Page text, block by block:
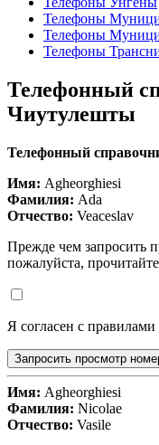
Телефоны
Телефоны
Телефоны
Телефонный
Чиутулешты
Телефонный
Имя: Agheorghiesi
Фамилия: Ada
Отчество: Veaceslav
Прежде чем запросить
пожалуйста, прочитайте
Я согласен с
Запросить просмотр
Имя: Agheorghiesi
Фамилия: Nicolae
Отчество: Vasile